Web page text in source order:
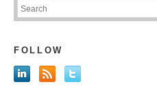
FOLLOW